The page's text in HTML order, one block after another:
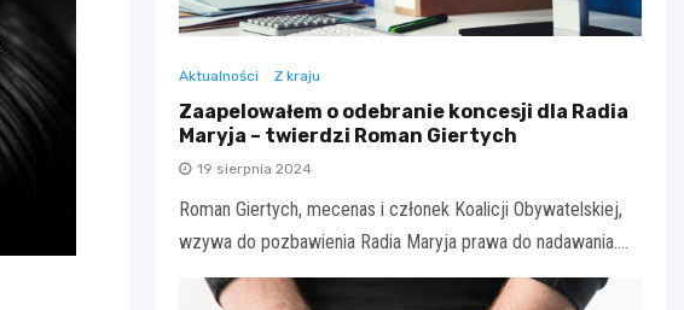
Aktualności Z kraju
Zaapelowałem o odebranie koncesji dla Radia
Maryja – twierdzi Roman Giertych
19 sierpnia 2024
Roman Giertych, mecenas i członek Koalicji Obywatelskiej,
wzywa do pozbawienia Radia Maryja prawa do nadawania.…